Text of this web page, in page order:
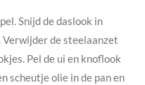
Snijd de daslook in
Verwijder de steelaanzet
Pel de ui en knoflook
scheutje olie in de pan en